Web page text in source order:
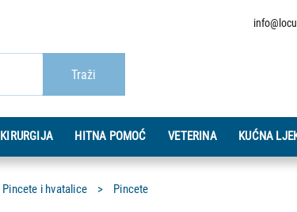
Traži
KIRURGIJA HITNA POMOĆ VETERINA KUĆNA
Pincete i hvatalice Pincete